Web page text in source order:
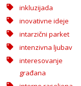
inkluzijada
inovativne ideje
intarzični parket
intenzivna ljubav
interesovanje
građana